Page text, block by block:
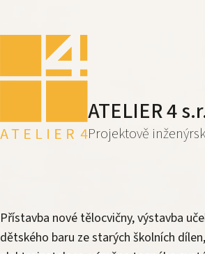
ATELIER 4
Projektově
Přístavba nové tělocvičny, výstavba
dětského baru ze starých školních